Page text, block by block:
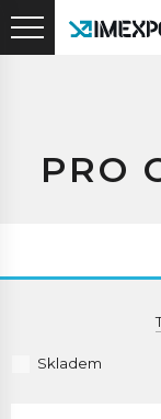
PRO
Skladem